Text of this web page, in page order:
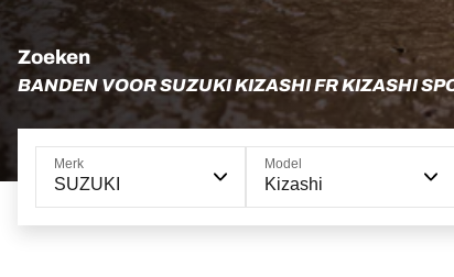
Zoeken
BANDEN VOOR SUZUKI KIZASHI FR KIZASHI
Merk
SUZUKI
Model
Kizashi